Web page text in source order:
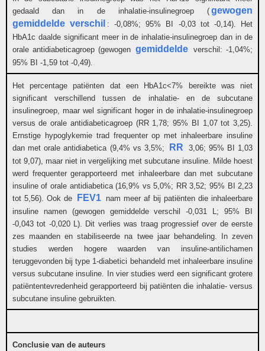
gedaald dan in de inhalatie-insulinegroep ( gewogen
gemiddelde verschil : -0,08%; 95% BI -0,03 tot -0,14). Het
HbA1c daalde significant meer in de inhalatie-insulinegroep dan in de
orale antidiabeticagroep (gewogen gemiddelde verschil: -1,04%;
95% BI -1,59 tot -0,49).
Het percentage patiënten dat een HbA1c<7% bereikte was niet
significant verschillend tussen de inhalatie- en de subcutane
insulinegroep, maar wel significant hoger in de inhalatie-insulinegroep
versus de orale antidiabeticagroep (RR 1,78; 95% BI 1,07 tot 3,25).
Ernstige hypoglykemie trad frequenter op met inhaleerbare insuline
dan met orale antidiabetica (9,4% vs 3,5%;
RR
3,06; 95% BI 1,03
tot 9,07), maar niet in vergelijking met subcutane insuline. Milde hoest
werd frequenter gerapporteerd met inhaleerbare dan met subcutane
insuline of orale antidiabetica (16,9% vs 5,0%; RR 3,52; 95% BI 2,23
tot 5,56). Ook de
FEV1
nam meer af bij patiënten die inhaleerbare
insuline namen (gewogen gemiddelde verschil -0,031 L; 95% BI
-0,043 tot -0,020 L). Dit verlies was traag progressief over de eerste
zes maanden en stabiliseerde na twee jaar behandeling. In zeven
studies werden hogere waarden van insuline-antilichamen
teruggevonden bij type 1-diabetici behandeld met inhaleerbare insuline
versus subcutane insuline. In vier studies werd een significant grotere
patiëntentevredenheid gerapporteerd bij patiënten die inhalatie- versus
subcutane insuline gebruikten.
Conclusie van de auteurs